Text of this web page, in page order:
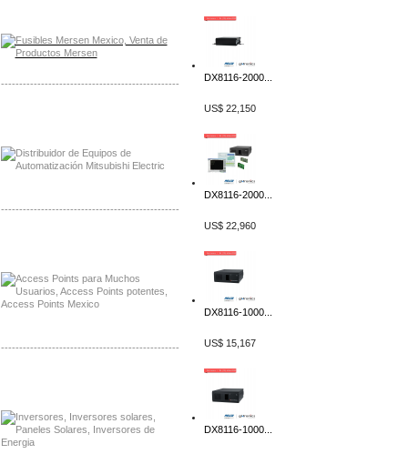
-------------------------------------------------
-------------------------------------------------
-------------------------------------------------
DX8116-2000...
US$ 22,150
DX8116-2000...
US$ 22,960
DX8116-1000...
US$ 15,167
DX8116-1000...